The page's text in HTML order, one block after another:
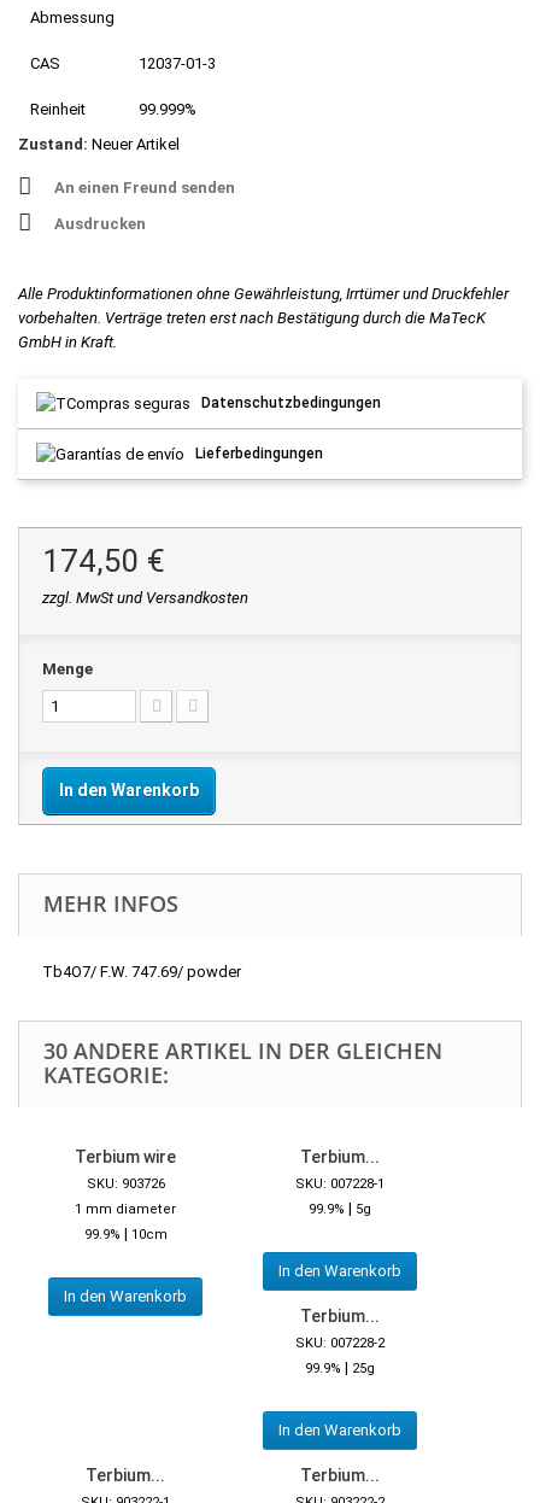
Abmessung
CAS 12037-01-3
Reinheit
99.999%
Zustand: Neuer Artikel
An einen Freund senden
Ausdrucken
Alle Produktinformationen ohne Gewährleistung, Irrtümer und Druckfehler
vorbehalten. Verträge treten erst nach Bestätigung durch die MaTecK
GmbH in Kraft.
Datenschutzbedingungen
Lieferbedingungen
174,50 €
zzgl. MwSt und Versandkosten
Menge
In den Warenkorb
MEHR INFOS
Tb4O7/ F.W. 747.69/ powder
30 ANDERE ARTIKEL IN DER GLEICHEN
KATEGORIE:
Terbium wire
SKU: 903726
1 mm diameter
99.9% | 10cm
In den Warenkorb
Terbium...
SKU: 007228-1
99.9% | 5g
In den Warenkorb
Terbium...
SKU: 007228-2
99.9% | 25g
In den Warenkorb
Terbium... Terbium...